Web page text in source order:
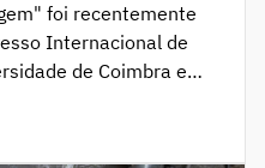
foi recentemente
Internacional de
de Coimbra e